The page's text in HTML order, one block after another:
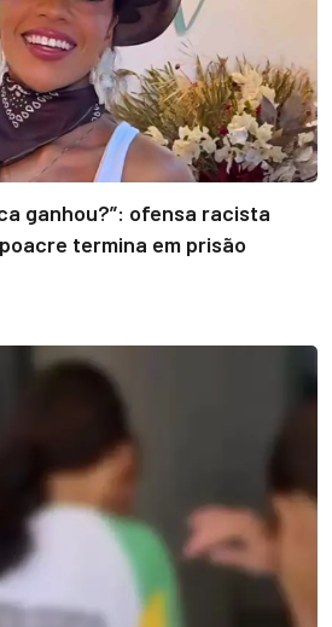
ganhou?”: ofensa racista
termina em prisão